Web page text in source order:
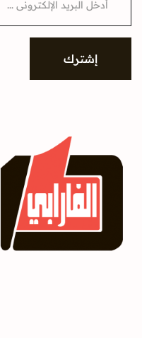
i
إشترك